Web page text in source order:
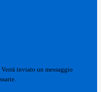
Verrà inviato un messaggio